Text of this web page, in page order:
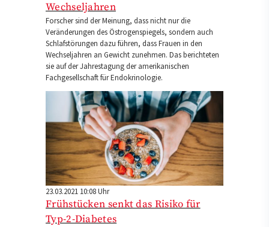
Wechseljahren
Forscher sind der Meinung, dass nicht nur die
Veränderungen des Östrogenspiegels, sondern auch
Schlafstörungen dazu führen, dass Frauen in den
Wechseljahren an Gewicht zunehmen. Das berichteten
sie auf der Jahrestagung der amerikanischen
Fachgesellschaft für Endokrinologie.
23.03.2021 10:08 Uhr
Frühstücken senkt das Risiko für
Typ-2-Diabetes